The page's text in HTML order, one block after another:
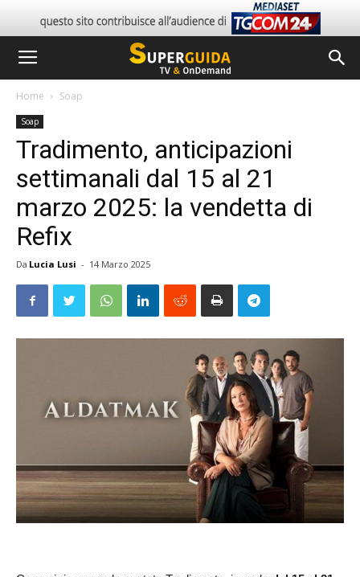
Home Soap
Soap
Tradimento, anticipazioni
settimanali dal 15 al 21
marzo 2025: la vendetta di
Refix
Da Lucia Lusi - 14 Marzo 2025